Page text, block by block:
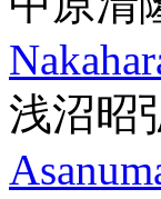
浅沼昭